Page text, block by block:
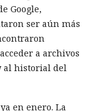
Google,
ser aún más
a archivos
al historial del
en enero. La